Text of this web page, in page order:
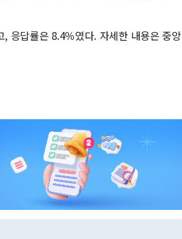
응답률은 8.4％였다. 자세한 내용은 중앙